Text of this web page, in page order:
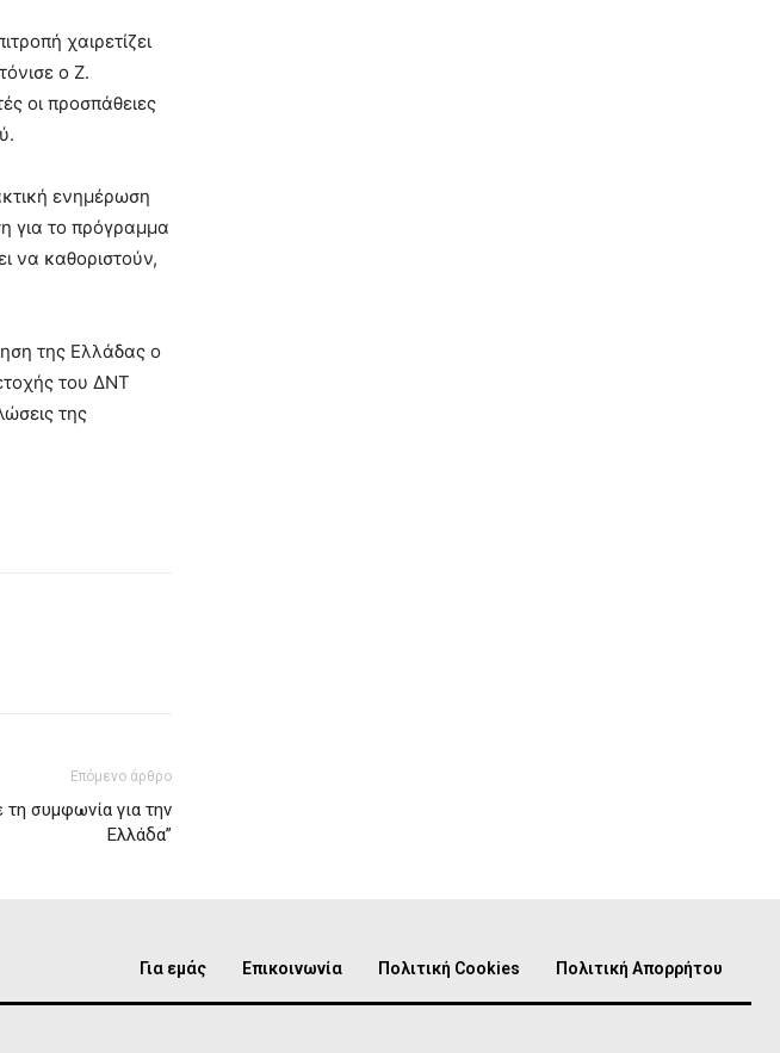
χαιρετίζει
ο Ζ.
οι προσπάθειες
ενημέρωση
για το πρόγραμμα
να καθοριστούν,
της Ελλάδας ο
του ΔΝΤ
της
Επόμενο άρθρο
τη συμφωνία για την
Ελλάδα”
Για εμάς Επικοινωνία Πολιτική Cookies Πολιτική Απορρήτου